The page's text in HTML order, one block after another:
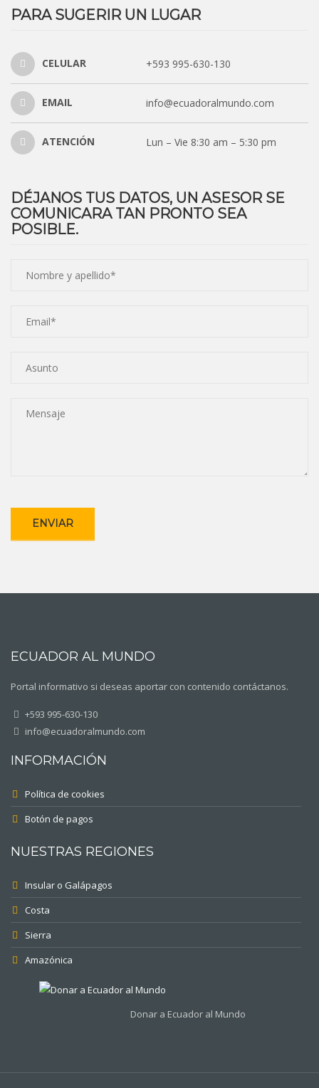
PARA SUGERIR UN LUGAR
CELULAR +593 995-630-130
EMAIL info@ecuadoralmundo.com
ATENCIÓN Lun – Vie 8:30 am – 5:30 pm
DÉJANOS TUS DATOS, UN ASESOR SE
COMUNICARA TAN PRONTO SEA
POSIBLE.
ECUADOR AL MUNDO
Portal informativo si deseas aportar con contenido contáctanos.
+593 995-630-130
info@ecuadoralmundo.com
INFORMACIÓN
Política de cookies
Botón de pagos
NUESTRAS REGIONES
Insular o Galápagos
Costa
Sierra
Amazónica
Donar a Ecuador al Mundo